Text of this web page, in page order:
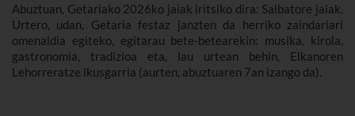
Abuztuan, Getariako 2026ko jaiak iritsiko dira: Salbatore jaiak.
Urtero, udan, Getaria festaz janzten da herriko zaindariari
omenaldia egiteko, egitarau bete-betearekin: musika, kirola,
gastronomia, tradizioa eta, lau urtean behin, Elkanoren
Lehorreratze ikusgarria (aurten, abuztuaren 7an izango da).